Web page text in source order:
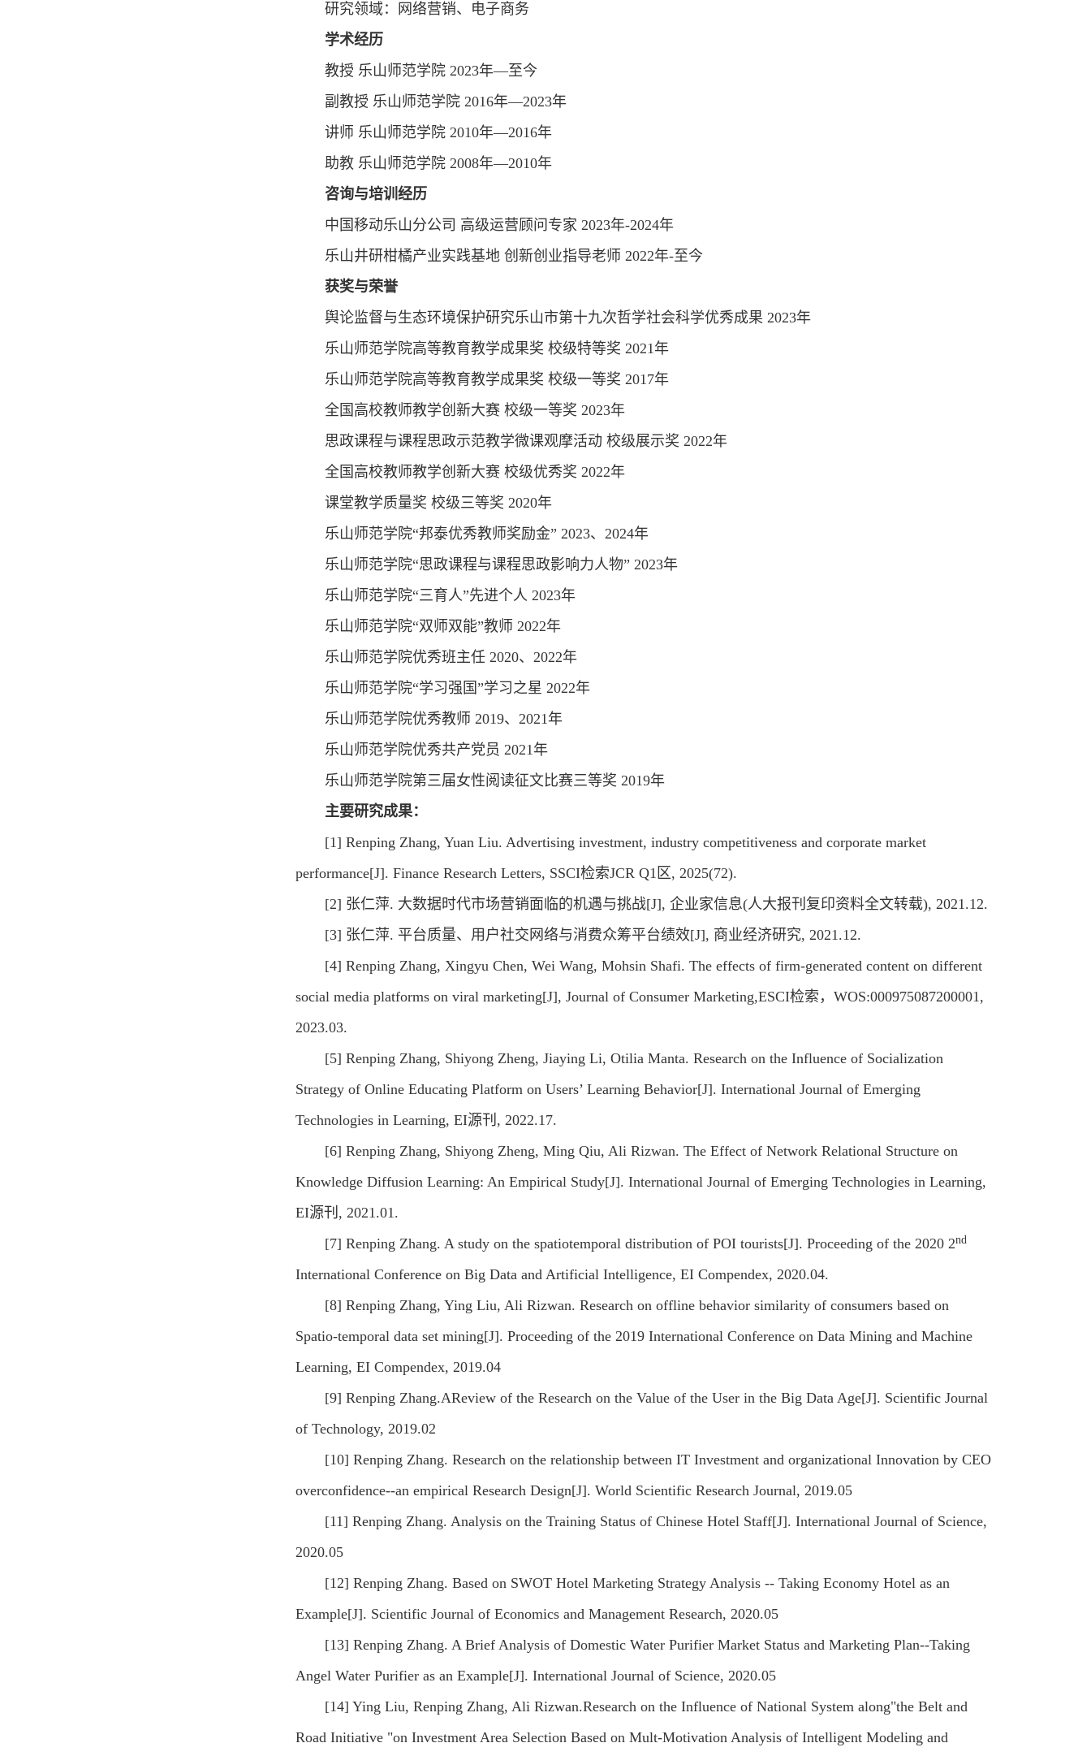
研究领域：网络营销、电子商务
学术经历
教授 乐山师范学院 2023年—至今
副教授 乐山师范学院 2016年—2023年
讲师 乐山师范学院 2010年—2016年
助教 乐山师范学院 2008年—2010年
咨询与培训经历
中国移动乐山分公司 高级运营顾问专家 2023年-2024年
乐山井研柑橘产业实践基地 创新创业指导老师 2022年-至今
获奖与荣誉
舆论监督与生态环境保护研究乐山市第十九次哲学社会科学优秀成果 2023年
乐山师范学院高等教育教学成果奖 校级特等奖 2021年
乐山师范学院高等教育教学成果奖 校级一等奖 2017年
全国高校教师教学创新大赛 校级一等奖 2023年
思政课程与课程思政示范教学微课观摩活动 校级展示奖 2022年
全国高校教师教学创新大赛 校级优秀奖 2022年
课堂教学质量奖 校级三等奖 2020年
乐山师范学院“邦泰优秀教师奖励金” 2023、2024年
乐山师范学院“思政课程与课程思政影响力人物” 2023年
乐山师范学院“三育人”先进个人 2023年
乐山师范学院“双师双能”教师 2022年
乐山师范学院优秀班主任 2020、2022年
乐山师范学院“学习强国”学习之星 2022年
乐山师范学院优秀教师 2019、2021年
乐山师范学院优秀共产党员 2021年
乐山师范学院第三届女性阅读征文比赛三等奖 2019年
主要研究成果：
[1] Renping Zhang, Yuan Liu. Advertising investment, industry competitiveness and corporate market
performance[J]. Finance Research Letters, SSCI检索JCR Q1区, 2025(72).
[2] 张仁萍. 大数据时代市场营销面临的机遇与挑战[J], 企业家信息(人大报刊复印资料全文转载), 2021.12.
[3] 张仁萍. 平台质量、用户社交网络与消费众筹平台绩效[J], 商业经济研究, 2021.12.
[4] Renping Zhang, Xingyu Chen, Wei Wang, Mohsin Shafi. The effects of firm-generated content on different
social media platforms on viral marketing[J], Journal of Consumer Marketing,ESCI检索，WOS:000975087200001,
2023.03.
[5] Renping Zhang, Shiyong Zheng, Jiaying Li, Otilia Manta. Research on the Influence of Socialization
Strategy of Online Educating Platform on Users’ Learning Behavior[J]. International Journal of Emerging
Technologies in Learning, EI源刊, 2022.17.
[6] Renping Zhang, Shiyong Zheng, Ming Qiu, Ali Rizwan. The Effect of Network Relational Structure on
Knowledge Diffusion Learning: An Empirical Study[J]. International Journal of Emerging Technologies in Learning,
EI源刊, 2021.01.
[7] Renping Zhang. A study on the spatiotemporal distribution of POI tourists[J]. Proceeding of the 2020 2nd
International Conference on Big Data and Artificial Intelligence, EI Compendex, 2020.04.
[8] Renping Zhang, Ying Liu, Ali Rizwan. Research on offline behavior similarity of consumers based on
Spatio-temporal data set mining[J]. Proceeding of the 2019 International Conference on Data Mining and Machine
Learning, EI Compendex, 2019.04
[9] Renping Zhang.AReview of the Research on the Value of the User in the Big Data Age[J]. Scientific Journal
of Technology, 2019.02
[10] Renping Zhang. Research on the relationship between IT Investment and organizational Innovation by CEO
overconfidence--an empirical Research Design[J]. World Scientific Research Journal, 2019.05
[11] Renping Zhang. Analysis on the Training Status of Chinese Hotel Staff[J]. International Journal of Science,
2020.05
[12] Renping Zhang. Based on SWOT Hotel Marketing Strategy Analysis -- Taking Economy Hotel as an
Example[J]. Scientific Journal of Economics and Management Research, 2020.05
[13] Renping Zhang. A Brief Analysis of Domestic Water Purifier Market Status and Marketing Plan--Taking
Angel Water Purifier as an Example[J]. International Journal of Science, 2020.05
[14] Ying Liu, Renping Zhang, Ali Rizwan.Research on the Influence of National System along"the Belt and
Road Initiative "on Investment Area Selection Based on Mult-Motivation Analysis of Intelligent Modeling and